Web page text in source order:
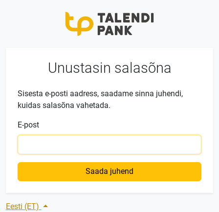
Unustasin salasõna
Sisesta e-posti aadress, saadame sinna juhendi,
kuidas salasõna vahetada.
E-post
Eesti (ET)